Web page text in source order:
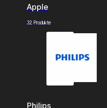
Apple
32 Produkte
Philips